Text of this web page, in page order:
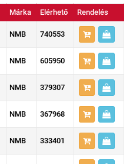
Márka Elérhető Rendelés
NMB 740553
NMB 605950
NMB 379307
NMB 367968
NMB 333401